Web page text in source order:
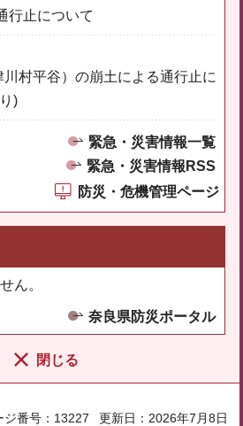
行止について
川村平谷）の崩土による通行止に
)
緊急・災害情報一覧
緊急・災害情報RSS
防災・危機管理ページ
ん。
奈良県防災ポータル
閉じる
ジ番号：13227 更新日：2026年7月8日